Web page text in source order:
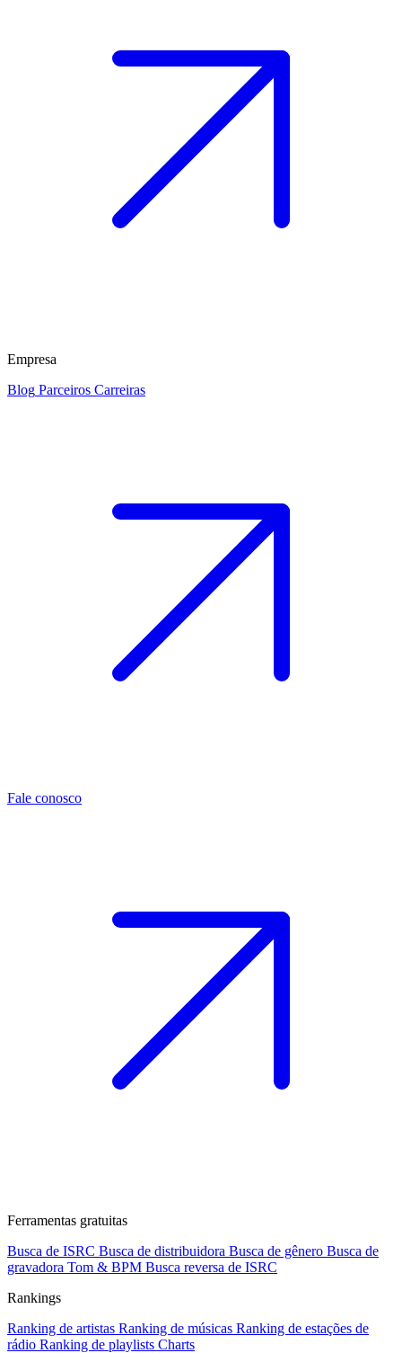
Empresa
Blog Parceiros Carreiras
Fale conosco
Ferramentas gratuitas
Busca de ISRC Busca de distribuidora Busca de gênero Busca de
gravadora Tom & BPM Busca reversa de ISRC
Rankings
Ranking de artistas Ranking de músicas Ranking de estações de
rádio Ranking de playlists Charts